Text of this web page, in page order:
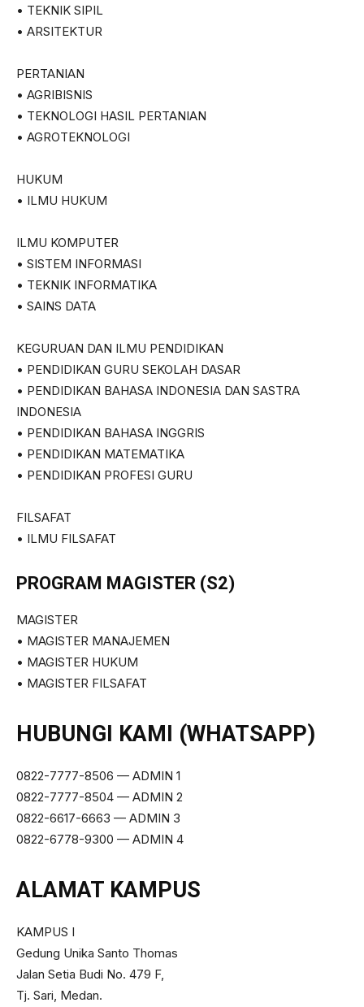
• TEKNIK SIPIL
• ARSITEKTUR
PERTANIAN
• AGRIBISNIS
• TEKNOLOGI HASIL PERTANIAN
• AGROTEKNOLOGI
HUKUM
• ILMU HUKUM
ILMU KOMPUTER
• SISTEM INFORMASI
• TEKNIK INFORMATIKA
• SAINS DATA
KEGURUAN DAN ILMU PENDIDIKAN
• PENDIDIKAN GURU SEKOLAH DASAR
• PENDIDIKAN BAHASA INDONESIA DAN SASTRA
INDONESIA
• PENDIDIKAN BAHASA INGGRIS
• PENDIDIKAN MATEMATIKA
• PENDIDIKAN PROFESI GURU
FILSAFAT
• ILMU FILSAFAT
PROGRAM MAGISTER (S2)
MAGISTER
• MAGISTER MANAJEMEN
• MAGISTER HUKUM
• MAGISTER FILSAFAT
HUBUNGI KAMI (WHATSAPP)
0822-7777-8506 — ADMIN 1
0822-7777-8504 — ADMIN 2
0822-6617-6663 — ADMIN 3
0822-6778-9300 — ADMIN 4
ALAMAT KAMPUS
KAMPUS I
Gedung Unika Santo Thomas
Jalan Setia Budi No. 479 F,
Tj. Sari, Medan.